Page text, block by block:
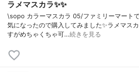
ラメマスカラ✨✨
\sopo カラーマスカラ 05/ファミリーマート
気になったので購入してみました✨ラメマス
すがめちゃくちゃ可…続きを見る